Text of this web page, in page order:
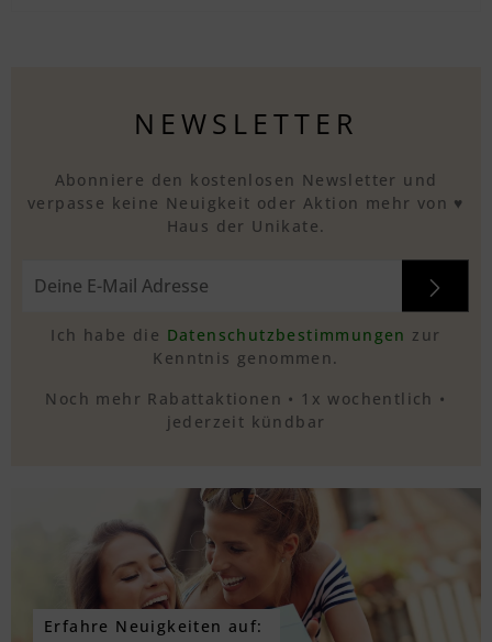
NEWSLETTER
Abonniere den kostenlosen Newsletter und
verpasse keine Neuigkeit oder Aktion mehr von ♥
Haus der Unikate.
Ich habe die Datenschutzbestimmungen zur
Kenntnis genommen.
Noch mehr Rabattaktionen • 1x wochentlich •
jederzeit kündbar
Erfahre Neuigkeiten auf: